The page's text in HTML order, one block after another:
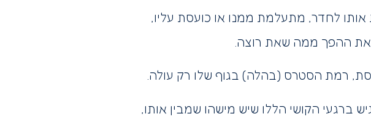
לחדר, מתעלמת ממנו או כועסת עליו,
את ההפך ממה שאת רוצה.
רמת הסטרס (בהלה) בגוף שלו רק עולה.
ברגעי הקושי הללו שיש מישהו שמבין אותו,